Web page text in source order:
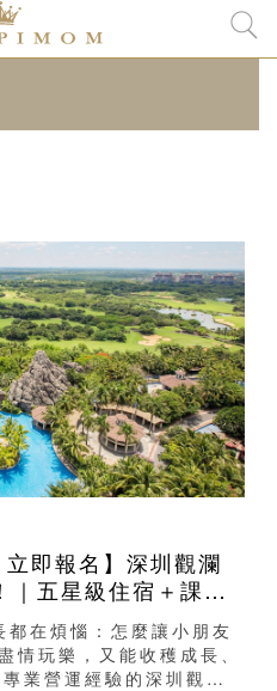
即報名】深圳觀瀾
｜五星級住宿＋課程
滑雪＋無人機操控＋
在煩惱：怎麼讓小朋友
情玩樂，又能收穫成長、
業營運經驗的深圳觀瀾